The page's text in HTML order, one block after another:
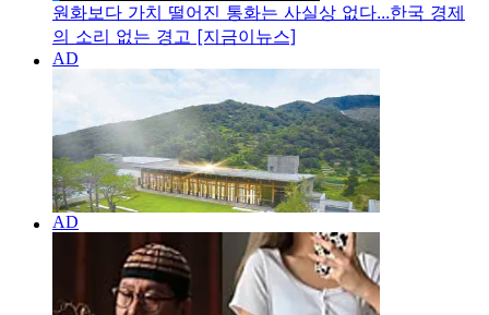
원화보다 가치 떨어진 통화는 사실상 없다...한국 경제
의 소리 없는 경고 [지금이뉴스]